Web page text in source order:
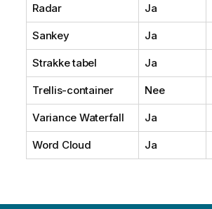
Radar Ja
Sankey Ja
Strakke tabel Ja
Trellis-container Nee
Variance Waterfall Ja
Word Cloud Ja